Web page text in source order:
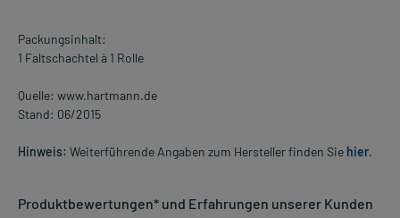
Packungsinhalt:
1 Faltschachtel à 1 Rolle
Quelle: www.hartmann.de
Stand: 06/2015
Hinweis: Weiterführende Angaben zum Hersteller finden Sie hier.
Produktbewertungen* und Erfahrungen unserer Kunden